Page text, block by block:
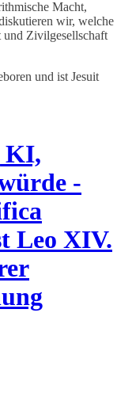
Macht,
wir, welche
und Zivilgesellschaft
und ist Jesuit
KI,
-
Leo XIV.